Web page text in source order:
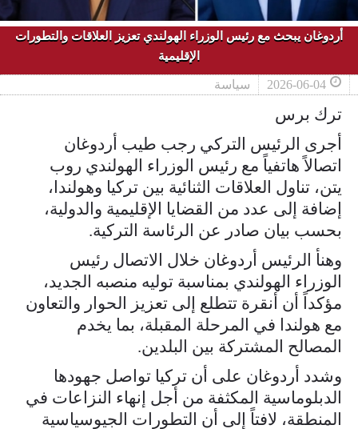
أردوغان يبحث مع رئيس الوزراء الهولندي تعزيز العلاقات والتطورات
الإقليمية
2026-06-04 سياسة
ترك برس
أجرى الرئيس التركي رجب طيب أردوغان
اتصالاً هاتفياً مع رئيس الوزراء الهولندي روب
يتن، تناول العلاقات الثنائية بين تركيا وهولندا،
إضافة إلى عدد من القضايا الإقليمية والدولية،
بحسب بيان صادر عن الرئاسة التركية.
وهنأ الرئيس أردوغان خلال الاتصال رئيس
الوزراء الهولندي بمناسبة توليه منصبه الجديد،
مؤكداً أن أنقرة تتطلع إلى تعزيز الحوار والتعاون
مع هولندا في المرحلة المقبلة، بما يخدم
المصالح المشتركة بين البلدين.
وشدد أردوغان على أن تركيا تواصل جهودها
الدبلوماسية المكثفة من أجل إنهاء النزاعات في
المنطقة، لافتاً إلى أن التطورات الجيوسياسية